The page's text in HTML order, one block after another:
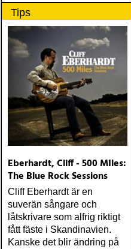
Tips
Eberhardt, Cliff - 500 MIles:
The Blue Rock Sessions
Cliff Eberhardt är en
suverän sångare och
låtskrivare som alfrig riktigt
fått fäste i Skandinavien.
Kanske det blir ändring på